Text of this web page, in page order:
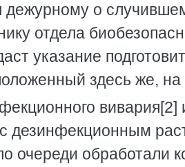
дежурному о
отдела
указание
здесь же, на
дезинфекционным
очереди обработали